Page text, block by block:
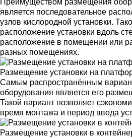
Преимуществом размещения
является последовательное
узлов кислородной установки.
расположение установки вдоль
расположение в помещении или
разных помещениях.
Размещение установки на
Самым распространённым
оборудования является его
Такой вариант позволяет
время монтажа и период ввода
Размещение установки в